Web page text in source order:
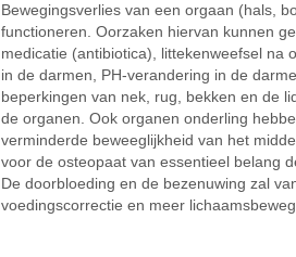
Bewegingsverlies van een orgaan (hals,
functioneren. Oorzaken hiervan kunnen
medicatie (antibiotica), littekenweefsel na
in de darmen, PH-verandering in de
beperkingen van nek, rug, bekken en de
de organen. Ook organen onderling
verminderde beweeglijkheid van het
voor de osteopaat van essentieel belang
De doorbloeding en de bezenuwing zal
voedingscorrectie en meer